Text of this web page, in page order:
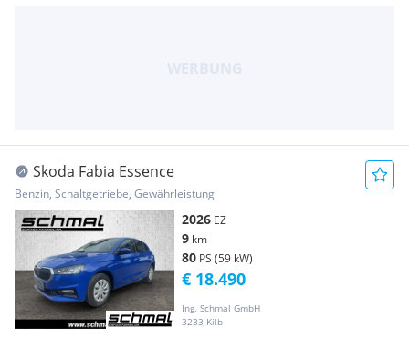
Skoda Fabia Essence
Benzin, Schaltgetriebe, Gewährleistung
2026 EZ
9 km
80 PS (59 kW)
Ing. Schmal GmbH
3233 Kilb
€ 18.490